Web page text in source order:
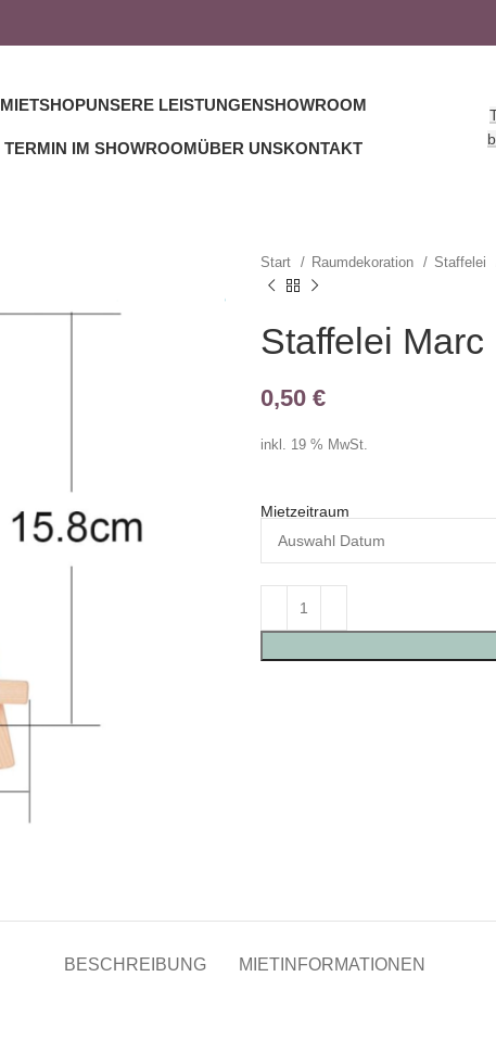
MIETSHOPUNSERE LEISTUNGENSHOWROOM
TERMIN IM SHOWROOMÜBER UNSKONTAKT
Start Raumdekoration Staffelei
Staffelei Marc
0,50 €
inkl. 19 % MwSt.
Mietzeitraum
BESCHREIBUNG MIETINFORMATIONEN